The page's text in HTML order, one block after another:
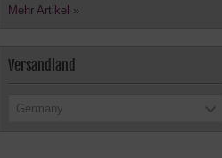
Mehr Artikel »
Versandland
Germany